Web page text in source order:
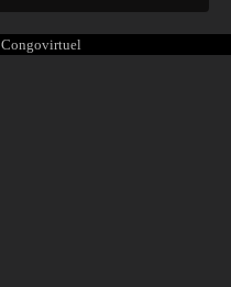
Congovirtuel